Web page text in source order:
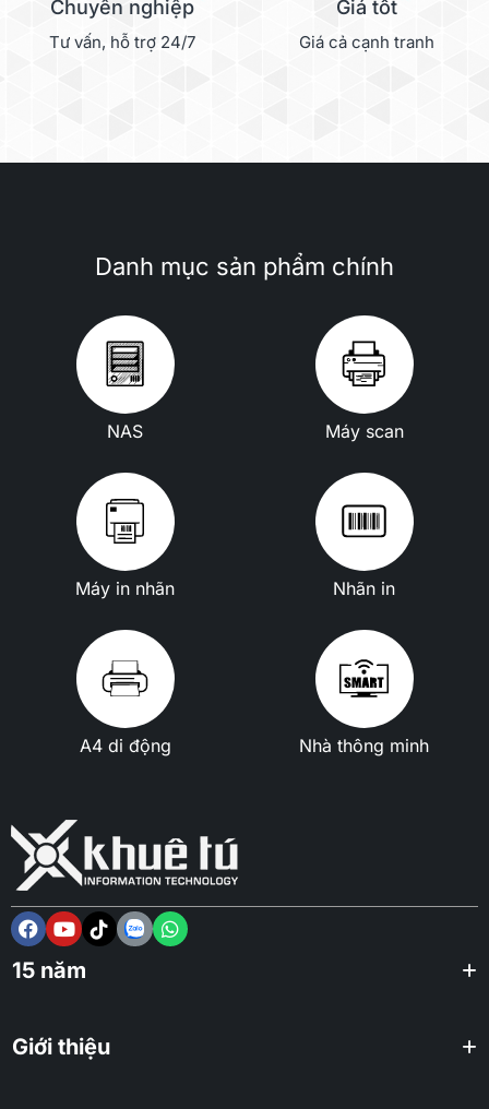
Chuyên nghiệp
Tư vấn, hỗ trợ 24/7
Giá tốt
Giá cả cạnh tranh
Danh mục sản phẩm chính
NAS Máy scan
Máy in nhãn Nhãn in
A4 di động Nhà thông minh
15 năm
Giới thiệu